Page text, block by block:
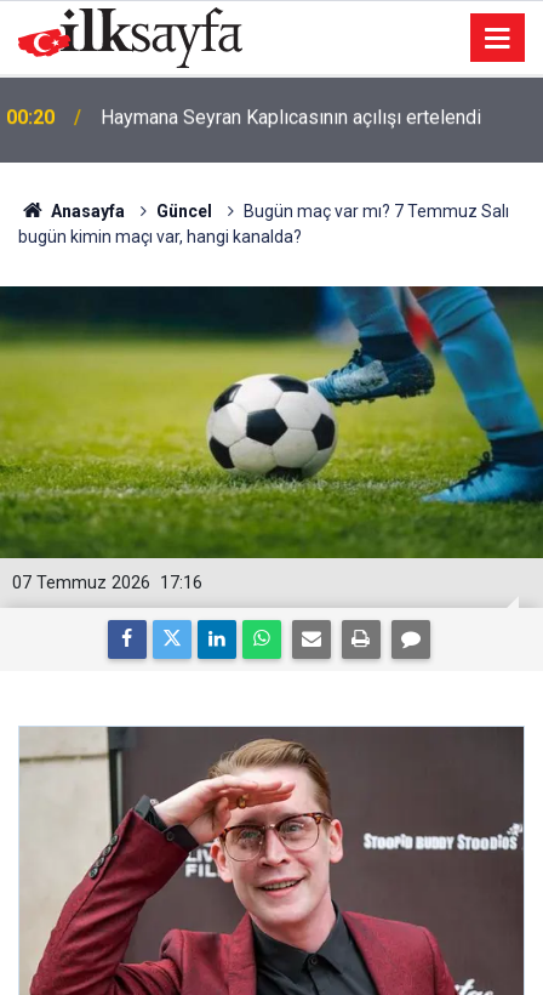
23:03 Şarkıcı Cansever hayatını kaybetti
Anasayfa Güncel
Bugün maç var mı? 7 Temmuz Salı
bugün kimin maçı var, hangi kanalda?
17:16
07 Temmuz 2026